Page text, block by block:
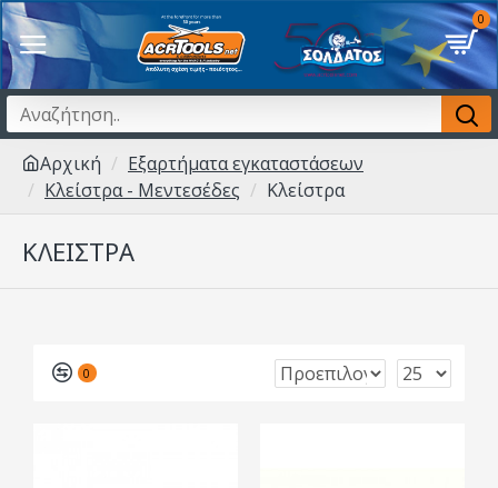
0
Αρχική
Εξαρτήματα εγκαταστάσεων
Κλείστρα - Μεντεσέδες
Κλείστρα
ΚΛΕΊΣΤΡΑ
0